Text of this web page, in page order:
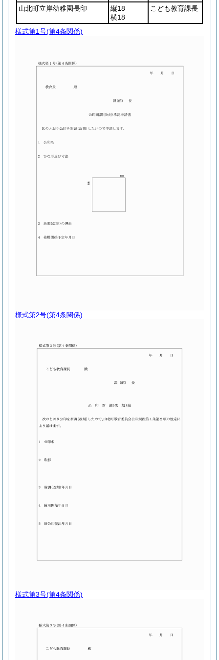
山北町立岸幼稚園長印
縦18
横18
こども教育課長
様式第1号(第4条関係)
様式第2号(第4条関係)
様式第3号(第4条関係)